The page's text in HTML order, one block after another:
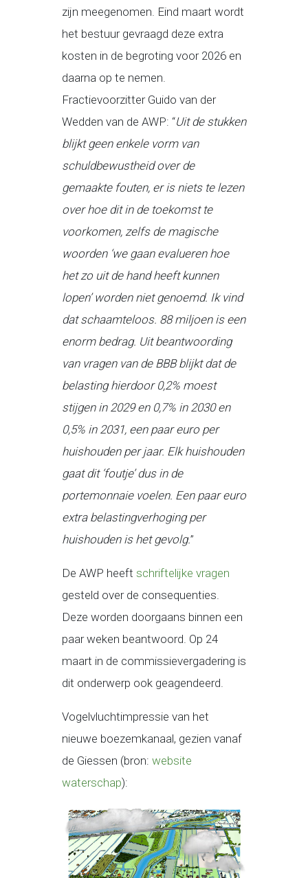
zijn meegenomen. Eind maart wordt
het bestuur gevraagd deze extra
kosten in de begroting voor 2026 en
daarna op te nemen.
Fractievoorzitter Guido van der
Wedden van de AWP: “Uit de stukken
blijkt geen enkele vorm van
schuldbewustheid over de
gemaakte fouten, er is niets te lezen
over hoe dit in de toekomst te
voorkomen, zelfs de magische
woorden ‘we gaan evalueren hoe
het zo uit de hand heeft kunnen
lopen’ worden niet genoemd. Ik vind
dat schaamteloos. 88 miljoen is een
enorm bedrag. Uit beantwoording
van vragen van de BBB blijkt dat de
belasting hierdoor 0,2% moest
stijgen in 2029 en 0,7% in 2030 en
0,5% in 2031, een paar euro per
huishouden per jaar. Elk huishouden
gaat dit ‘foutje’ dus in de
portemonnaie voelen. Een paar euro
extra belastingverhoging per
huishouden is het gevolg.”
De AWP heeft schriftelijke vragen
gesteld over de consequenties.
Deze worden doorgaans binnen een
paar weken beantwoord. Op 24
maart in de commissievergadering is
dit onderwerp ook geagendeerd.
Vogelvluchtimpressie van het
nieuwe boezemkanaal, gezien vanaf
de Giessen (bron: website
waterschap):